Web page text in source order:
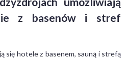
z basenów i stref
się hotele z basenem, sauną i strefą